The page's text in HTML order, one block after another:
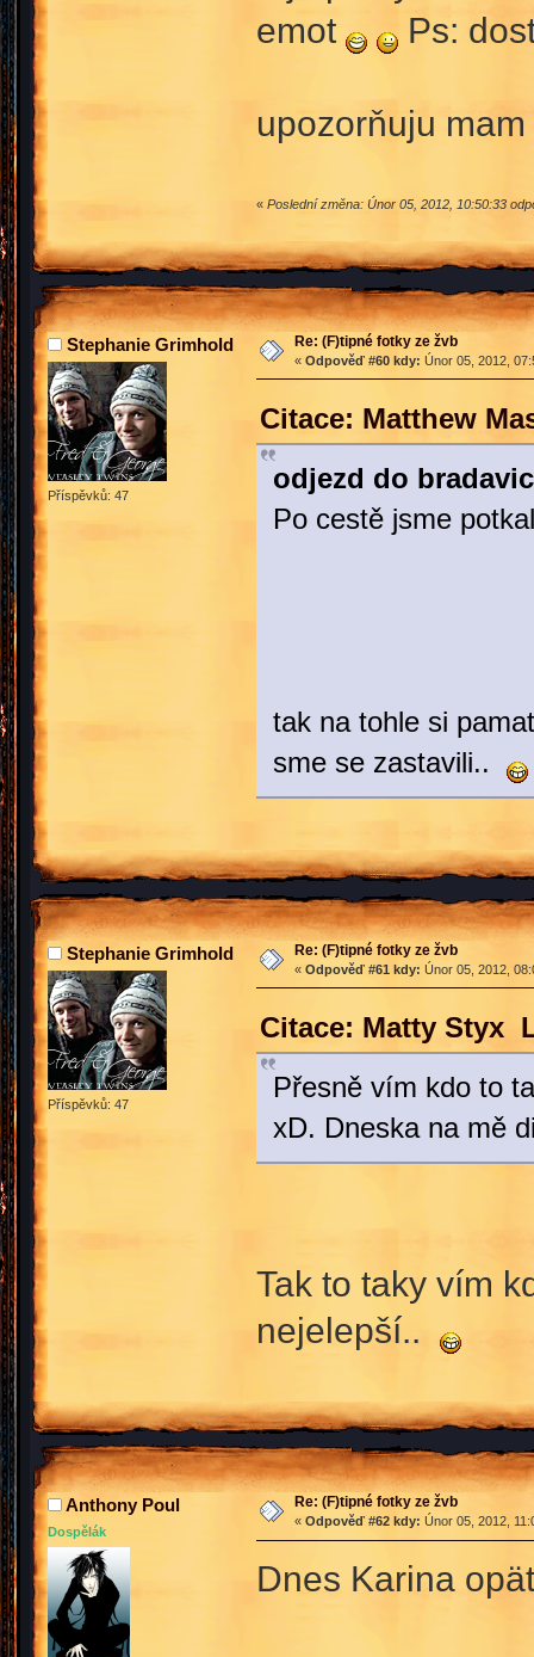
emot
Ps:
upozorňuju
« Poslední změna: Únor 05, 2012, 10:50:33
Stephanie Grimhold
Příspěvků: 47
Re: (F)tipné fotky ze žvb
« Odpověď #60 kdy: Únor 05, 2012,
Citace: Matthew
odjezd do bradavic
Po cestě jsme
tak na tohle si
sme se zastavili..
Stephanie Grimhold
Příspěvků: 47
Re: (F)tipné fotky ze žvb
« Odpověď #61 kdy: Únor 05, 2012,
Citace: Matty Styx
Přesně vím kdo to
xD. Dneska na mě
Tak to taky vím
nejelepší..
Anthony Poul
Dospělák
Re: (F)tipné fotky ze žvb
« Odpověď #62 kdy: Únor 05, 2012,
Dnes Karina